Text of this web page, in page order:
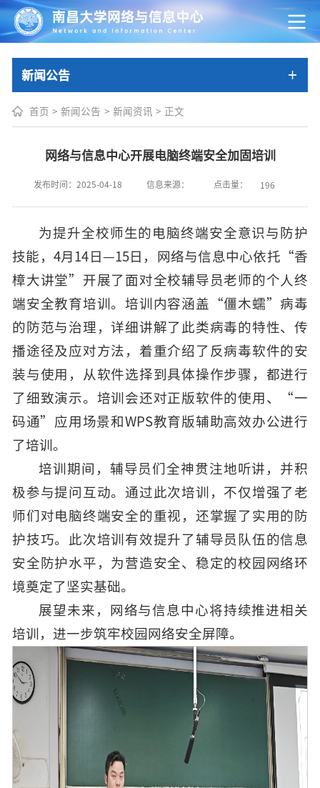
新闻公告
首页 > 新闻公告 > 新闻资讯 > 正文
网络与信息中心开展电脑终端安全加固培训
发布时间：2025-04-18 信息来源： 点击量： 196
为提升全校师生的电脑终端安全意识与防护
技能，4月14日—15日，网络与信息中心依托“香
樟大讲堂”开展了面对全校辅导员老师的个人终
端安全教育培训。 培训内容涵盖“僵木蠕”病毒
的防范与治理，详细讲解了此类病毒的特性、传
播途径及应对方法，着重介绍了反病毒软件的安
装与使用，从软件选择到具体操作步骤，都进行
了细致演示。培训会还对正版软件的使用、“一
码通”应用场景和WPS教育版辅助高效办公进行
了培训。
培训期间，辅导员们全神贯注地听讲，并积
极参与提问互动。通过此次培训，不仅增强了老
师们对电脑终端安全的重视，还掌握了实用的防
护技巧。此次培训有效提升了辅导员队伍的信息
安全防护水平，为营造安全、稳定的校园网络环
境奠定了坚实基础。
展望未来，网络与信息中心将持续推进相关
培训，进一步筑牢校园网络安全屏障。